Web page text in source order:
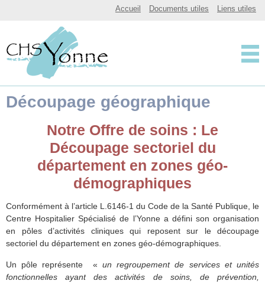
Accueil Documents utiles Liens utiles
CHSY, Centre Hospitalier Spécialisé de l'Yonne
Découpage géographique
Notre Offre de soins : Le
Découpage sectoriel du
département en zones géo-
démographiques
Conformément à l’article L.6146-1 du Code de la Santé Publique, le
Centre Hospitalier Spécialisé de l’Yonne a défini son organisation
en pôles d’activités cliniques qui reposent sur le découpage
sectoriel du département en zones géo-démographiques.
Un pôle représente « un regroupement de services et unités
fonctionnelles ayant des activités de soins, de prévention,